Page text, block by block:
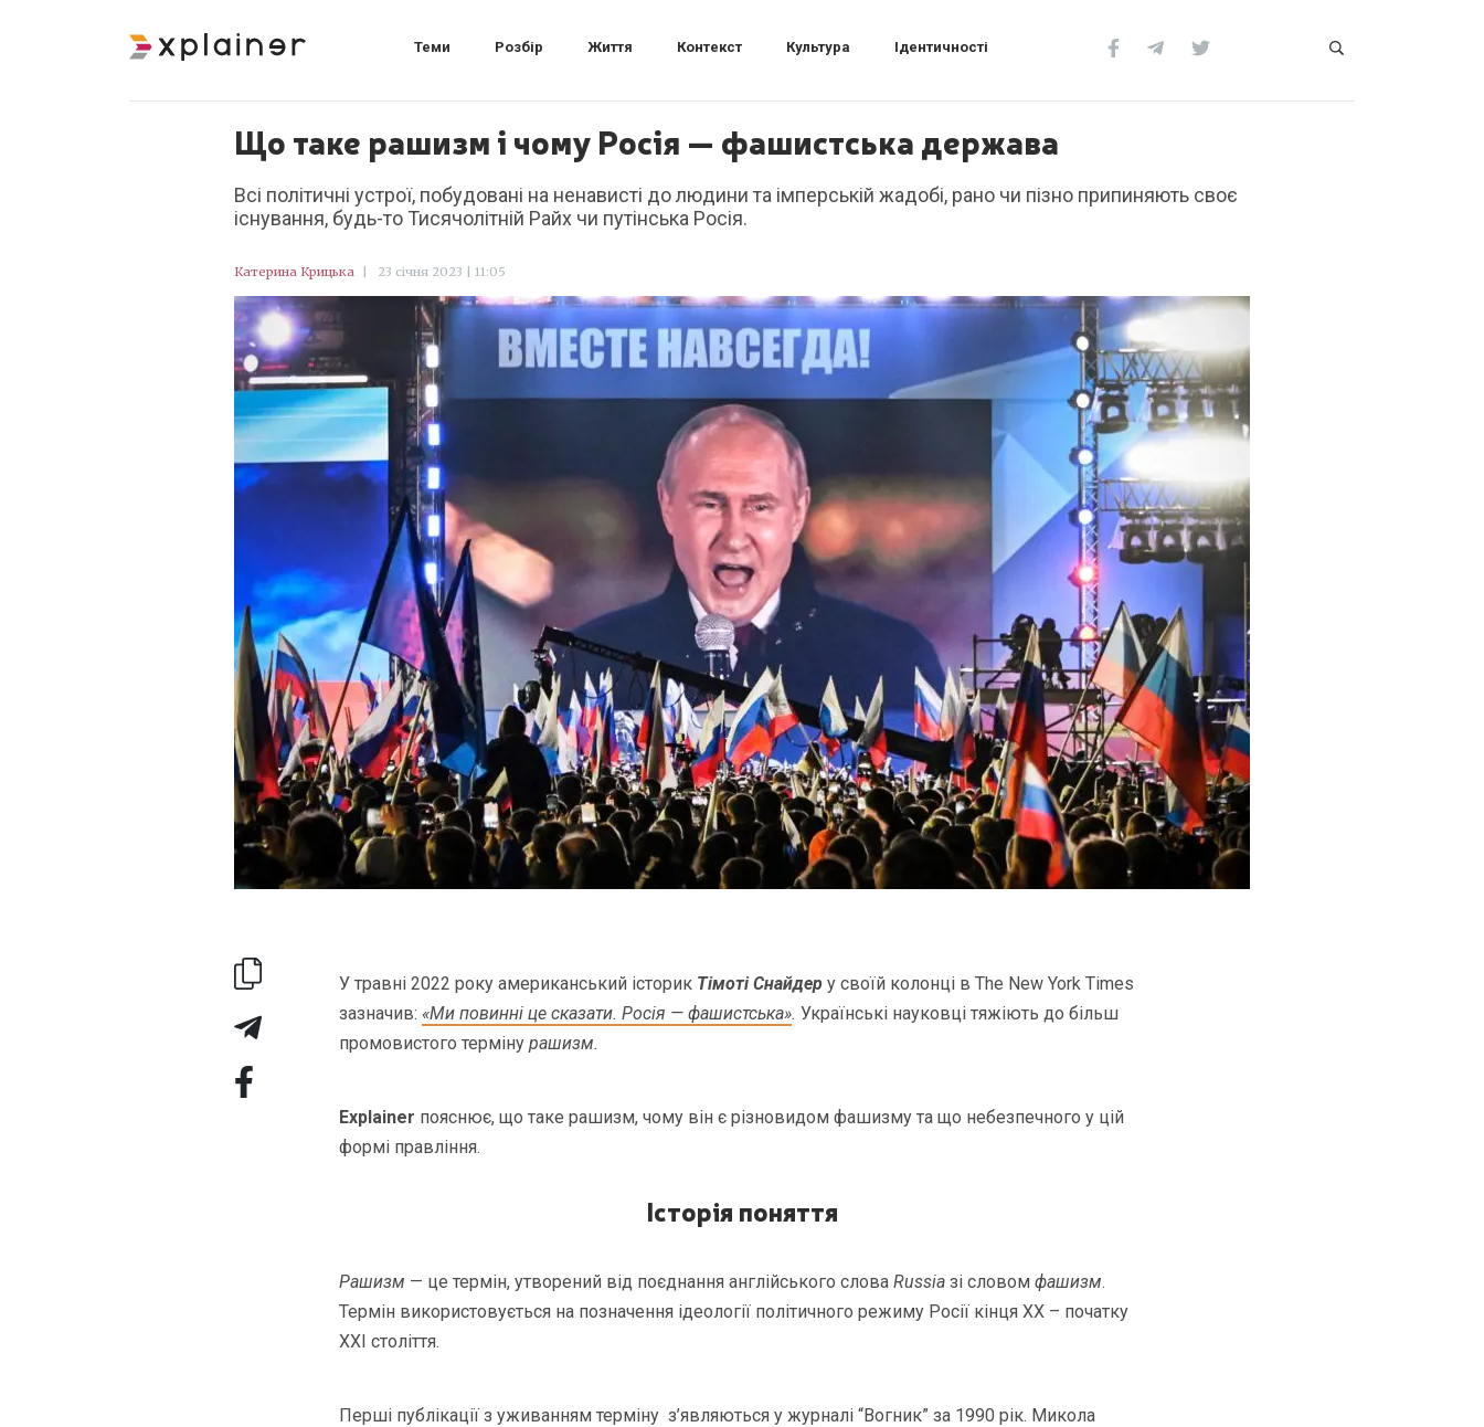
Теми Розбір Життя Контекст Культура Ідентичності
Що таке рашизм і чому Росія — фашистська держава
Всі політичні устрої, побудовані на ненависті до людини та імперській жадобі, рано чи пізно припиняють своє
існування, будь-то Тисячолітній Райх чи путінська Росія.
Катерина Крицька 23 січня 2023 | 11:05
У травні 2022 року американський історик Тімоті Снайдер у своїй колонці в The New York Times
зазначив: «Ми повинні це сказати. Росія — фашистська». Українські науковці тяжіють до більш
промовистого терміну рашизм.
Explainer пояснює, що таке рашизм, чому він є різновидом фашизму та що небезпечного у цій
формі правління.
Історія поняття
Рашизм — це термін, утворений від поєднання англійського слова Russia зі словом фашизм.
Термін використовується на позначення ідеології політичного режиму Росії кінця ХХ – початку
ХХІ століття.
Перші публікації з уживанням терміну з’являються у журналі “Вогник” за 1990 рік. Микола